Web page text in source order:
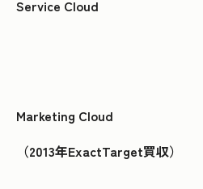
Service Cloud
Marketing Cloud
（2013年ExactTarget買収）